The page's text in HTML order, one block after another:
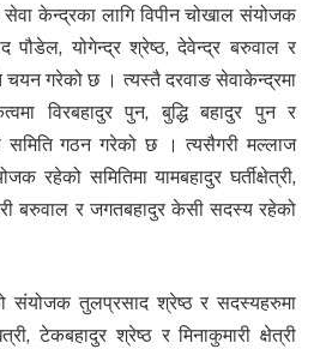
केन्द्रका लागि विपीन चोखाल संयोजक
पौडेल, योगेन्द्र श्रेष्ठ, देवेन्द्र बरुवाल र
चयन गरेको छ । त्यस्तै दरवाङ सेवाकेन्द्रमा
विरबहादुर पुन, बुद्धि बहादुर पुन र
समिति गठन गरेको छ । त्यसैगरी मल्लाज
रहेको समितिमा यामबहादुर घर्तीक्षेत्री,
बरुवाल र जगतबहादुर केसी सदस्य रहेको
संयोजक तुलप्रसाद श्रेष्ठ र सदस्यहरुमा
टेकबहादुर श्रेष्ठ र मिनाकुमारी क्षेत्री